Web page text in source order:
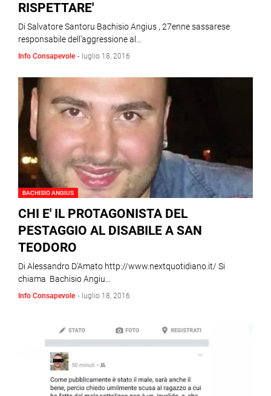
RISPETTARE'
Di Salvatore Santoru Bachisio Angius , 27enne sassarese
responsabile dell'aggressione al…
Info Consapevole - luglio 18, 2016
BACHISIO ANGIUS
CHI E' IL PROTAGONISTA DEL
PESTAGGIO AL DISABILE A SAN
TEODORO
Di Alessandro D'Amato http://www.nextquotidiano.it/ Si
chiama Bachisio Angiu…
Info Consapevole - luglio 18, 2016